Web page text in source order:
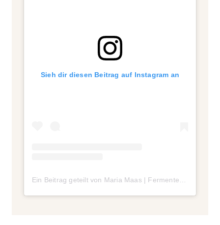
Sieh dir diesen Beitrag auf Instagram an